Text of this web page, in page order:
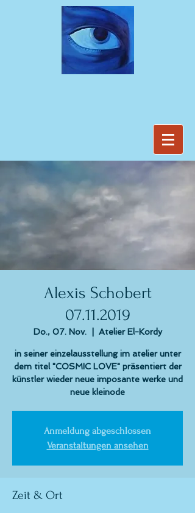
Alexis Schobert
07.11.2019
Do., 07. Nov.
  |
Atelier El-Kordy
in seiner einzelausstellung im atelier unter
dem titel "COSMIC LOVE" präsentiert der
künstler wieder neue imposante werke und
neue kleinode
Anmeldung abgeschlossen
Veranstaltungen ansehen
Zeit & Ort